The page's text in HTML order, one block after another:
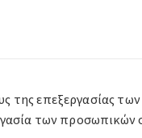
της επεξεργασίας
των